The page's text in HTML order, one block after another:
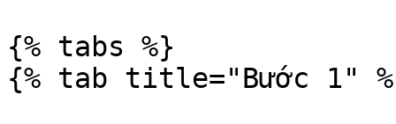
{% tabs %}
{% tab title="Bước 1"